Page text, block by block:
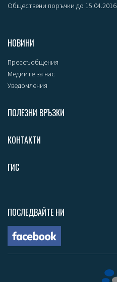
Обществени поръчки до 15.04.2016
НОВИНИ
Прессъобщения
Медиите за нас
Уведомления
ПОЛЕЗНИ ВРЪЗКИ
КОНТАКТИ
ГИС
ПОСЛЕДВАЙТЕ НИ